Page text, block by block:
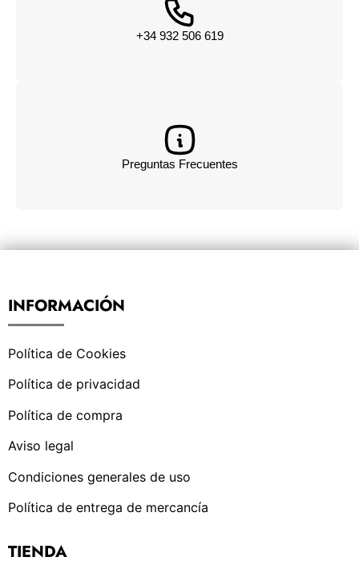
+34 932 506 619
Preguntas Frecuentes
INFORMACIÓN
Política de Cookies
Política de privacidad
Política de compra
Aviso legal
Condiciones generales de uso
Política de entrega de mercancía
TIENDA